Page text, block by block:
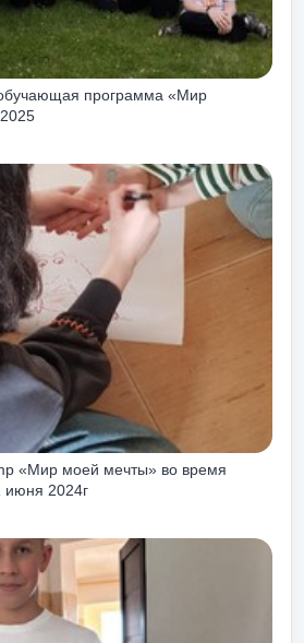
программа «Мир
«Мир моей мечты» во время
июня 2024г